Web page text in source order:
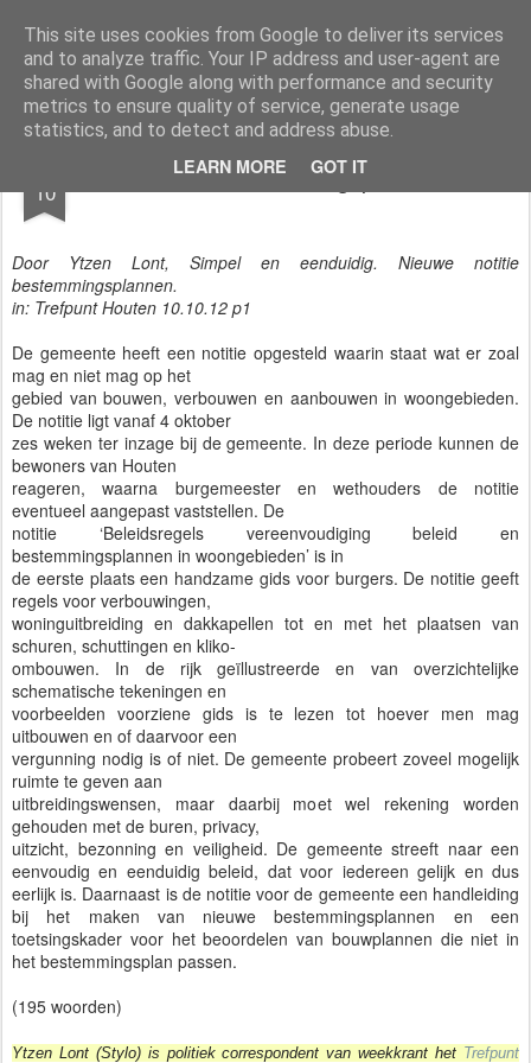
This site uses cookies from Google to deliver its services
and to analyze traffic. Your IP address and user-agent are
shared with Google along with performance and security
metrics to ensure quality of service, generate usage
statistics, and to detect and address abuse.
LEARN MORE GOT IT
Styloblog Stylo is secretariaat en tekstredactie Ytzen Lont
Pages
10 Notitie bestemmingsplannen
Door Ytzen Lont, Simpel en eenduidig. Nieuwe notitie
bestemmingsplannen.
in: Trefpunt Houten 10.10.12 p1
De gemeente heeft een notitie opgesteld waarin staat wat er zoal
mag en niet mag op het
gebied van bouwen, verbouwen en aanbouwen in woongebieden.
De notitie ligt vanaf 4 oktober
zes weken ter inzage bij de gemeente. In deze periode kunnen de
bewoners van Houten
reageren, waarna burgemeester en wethouders de notitie
eventueel aangepast vaststellen. De
notitie ‘Beleidsregels vereenvoudiging beleid en
bestemmingsplannen in woongebieden’ is in
de eerste plaats een handzame gids voor burgers. De notitie geeft
regels voor verbouwingen,
woninguitbreiding en dakkapellen tot en met het plaatsen van
schuren, schuttingen en kliko-
ombouwen. In de rijk geïllustreerde en van overzichtelijke
schematische tekeningen en
voorbeelden voorziene gids is te lezen tot hoever men mag
uitbouwen en of daarvoor een
vergunning nodig is of niet. De gemeente probeert zoveel mogelijk
ruimte te geven aan
uitbreidingswensen, maar daarbij moet wel rekening worden
gehouden met de buren, privacy,
uitzicht, bezonning en veiligheid. De gemeente streeft naar een
eenvoudig en eenduidig beleid, dat voor iedereen gelijk en dus
eerlijk is. Daarnaast is de notitie voor de gemeente een handleiding
bij het maken van nieuwe bestemmingsplannen en een
toetsingskader voor het beoordelen van bouwplannen die niet in
het bestemmingsplan passen.
(195 woorden)
Ytzen Lont (Stylo) is politiek correspondent van weekkrant het Trefpunt